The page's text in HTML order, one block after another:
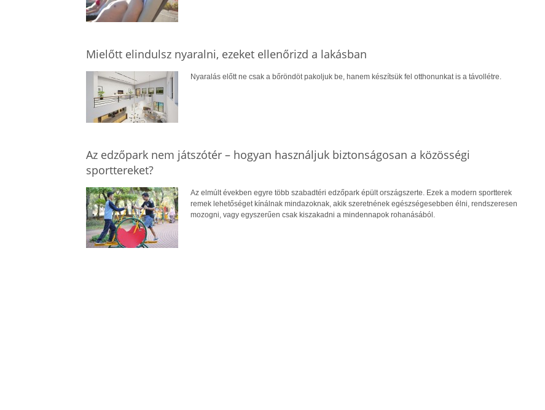
Mielőtt elindulsz nyaralni, ezeket ellenőrizd a lakásban
Nyaralás előtt ne csak a bőröndöt pakoljuk be, hanem készítsük fel otthonunkat is a távollétre.
Az edzőpark nem játszótér – hogyan használjuk biztonságosan a közösségi
sporttereket?
Az elmúlt években egyre több szabadtéri edzőpark épült országszerte. Ezek a modern sportterek
remek lehetőséget kínálnak mindazoknak, akik szeretnének egészségesebben élni, rendszeresen
mozogni, vagy egyszerűen csak kiszakadni a mindennapok rohanásából.